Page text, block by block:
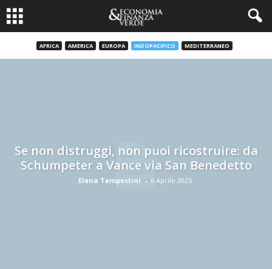
AFRICA AMERICA EUROPA INDOPACIFICO MEDITERRANEO
Se non distruggi, non puoi ricostruire: da
Schumpeter a Vance via San Benedetto
Elena Tempestini - 6 Aprile 2025